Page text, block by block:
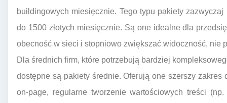
buildingowych miesięcznie. Tego typu pakiety
do 1500 złotych miesięcznie. Są one idealne dla
obecność w sieci i stopniowo zwiększać widoczność, nie
Dla średnich firm, które potrzebują bardziej
dostępne są pakiety średnie. Oferują one szerszy zakres
on-page, regularne tworzenie wartościowych treści